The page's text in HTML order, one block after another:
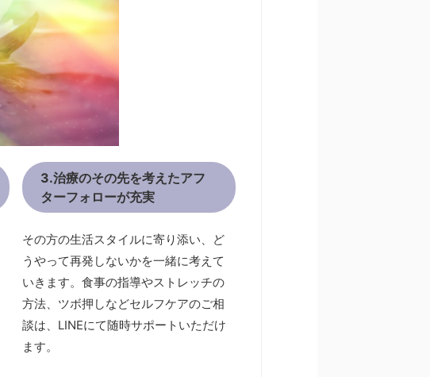
3.治療のその先を考えたアフ
ターフォローが充実
その方の生活スタイルに寄り添い、ど
うやって再発しないかを一緒に考えて
いきます。食事の指導やストレッチの
方法、ツボ押しなどセルフケアのご相
談は、LINEにて随時サポートいただけ
ます。